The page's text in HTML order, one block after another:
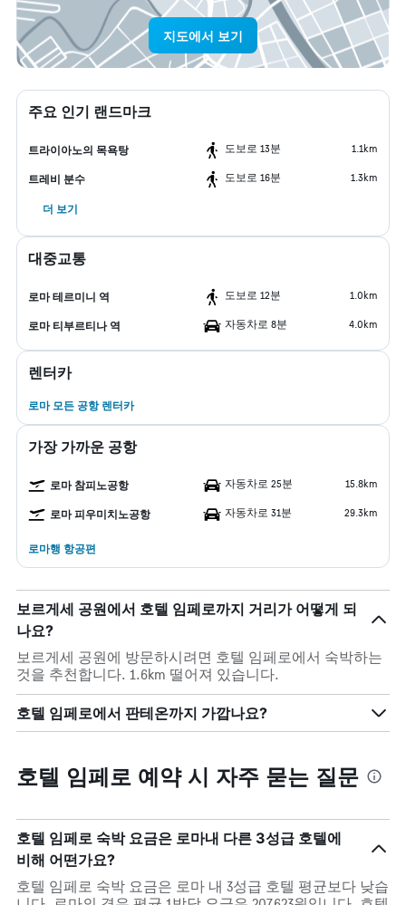
지도에서 보기
주요 인기 랜드마크
트라이아노의 목욕탕 도보로 13분 1.1km
트레비 분수 도보로 16분 1.3km
더 보기
대중교통
로마 테르미니 역 도보로 12분 1.0km
로마 티부르티나 역 자동차로 8분 4.0km
렌터카
로마 모든 공항 렌터카
가장 가까운 공항
로마 참피노공항 자동차로 25분 15.8km
로마 피우미치노공항 자동차로 31분 29.3km
로마행 항공편
보르게세 공원에서 호텔 임페로까지 거리가 어떻게 되
나요?
보르게세 공원에 방문하시려면 호텔 임페로에서 숙박하는
것을 추천합니다. 1.6km 떨어져 있습니다.
호텔 임페로에서 판테온까지 가깝나요?
호텔 임페로 예약 시 자주 묻는 질문
호텔 임페로 숙박 요금은 로마내 다른 3성급 호텔에
비해 어떤가요?
호텔 임페로 숙박 요금은 로마 내 3성급 호텔 평균보다 낮습